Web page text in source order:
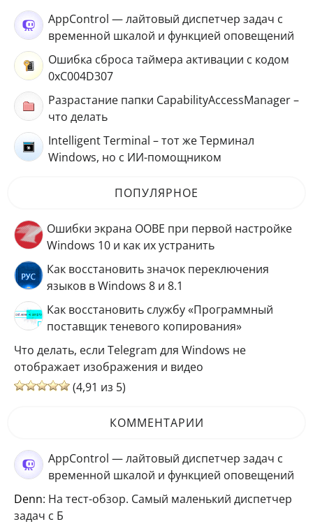
AppControl — лайтовый диспетчер задач с
временной шкалой и функцией оповещений
Ошибка сброса таймера активации с кодом
0xC004D307
Разрастание папки CapabilityAccessManager –
что делать
Intelligent Terminal – тот же Терминал
Windows, но с ИИ-помощником
ПОПУЛЯРНОЕ
Ошибки экрана OOBE при первой настройке
Windows 10 и как их устранить
Как восстановить значок переключения
языков в Windows 8 и 8.1
Как восстановить службу «Программный
поставщик теневого копирования»
Что делать, если Telegram для Windows не
отображает изображения и видео
(4,91 из 5)
КОММЕНТАРИИ
AppControl — лайтовый диспетчер задач с
временной шкалой и функцией оповещений
Denn: На тест-обзор. Самый маленький диспетчер
задач с Б